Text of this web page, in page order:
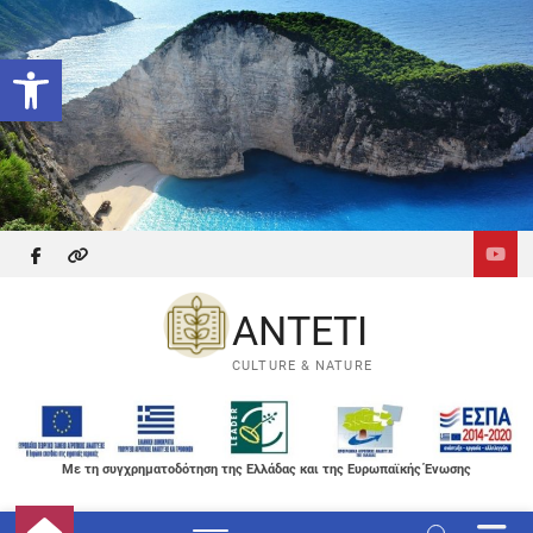
Ανοίξτε τη γραμμή εργαλείων
Skip
to
content
facebook
themefreesia
ANTETI
CULTURE & NATURE
Με τη συγχρηματοδότηση της Ελλάδας και της Ευρωπαϊκής Ένωσης
M